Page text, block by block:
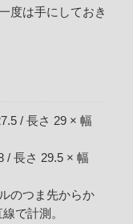
度は手にしておき
/ 長さ 29 × 幅
/ 長さ 29.5 × 幅
のつま先からか
で計測。